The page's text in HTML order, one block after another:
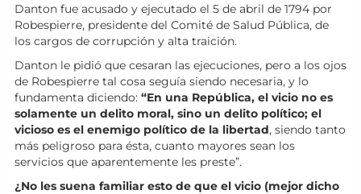
Danton fue acusado y ejecutado el 5 de abril de 1794 por
Robespierre, presidente del Comité de Salud Pública, de
los cargos de corrupción y alta traición.
Danton le pidió que cesaran las ejecuciones, pero a los ojos
de Robespierre tal cosa seguía siendo necesaria, y lo
fundamenta diciendo: “En una República, el vicio no es
solamente un delito moral, sino un delito político; el
vicioso es el enemigo político de la libertad, siendo tanto
más peligroso para ésta, cuanto mayores sean los
servicios que aparentemente les preste”.
¿No les suena familiar esto de que el vicio (mejor dicho